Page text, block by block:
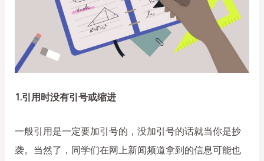
1.引用时没有引号或缩进
一般引用是一定要加引号的，没加引号的话就当你是抄
袭。当然了，同学们在网上新闻频道拿到的信息可能也